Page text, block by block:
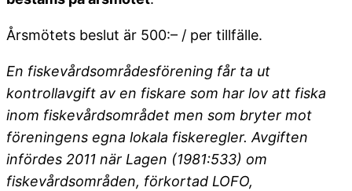
Årsmötets beslut är 500:– / per tillfälle.
En fiskevårdsområdesförening får ta ut
kontrollavgift av en fiskare som har lov att fiska
inom fiskevårdsområdet men som bryter mot
föreningens egna lokala fiskeregler. Avgiften
infördes 2011 när Lagen (1981:533) om
fiskevårdsområden, förkortad LOFO,